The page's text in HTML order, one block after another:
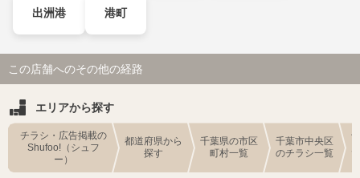
出洲港 港町
この店舗へのその他の経路
エリアから探す
チラシ・広告掲載の
Shufoo!（シュフ
ー）
都道府県から
探す
千葉県の市区
町村一覧
千葉市中央区
のチラシ一覧